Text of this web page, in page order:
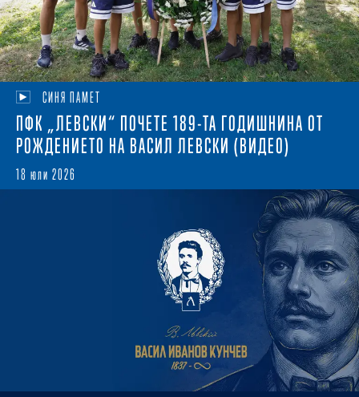
СИНЯ ПАМЕТ
ПФК „ЛЕВСКИ“ ПОЧЕТЕ 189-ТА ГОДИШНИНА ОТ
РОЖДЕНИЕТО НА ВАСИЛ ЛЕВСКИ (ВИДЕО)
18 юли 2026